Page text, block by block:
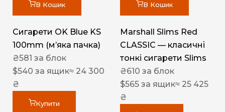
В Кошик
Сигарети OK Blue KS
100mm (м’яка пачка)
₴581 за блок
$540 за ящик≈ 24 300
₴
Купити
В Кошик
Marshall Slims Red
CLASSIC — класичні
тонкі сигарети Slims
₴610 за блок
$565 за ящик≈ 25 425
₴